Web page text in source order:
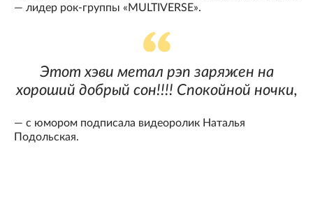
— лидер рок-группы «MULTIVERSE».
Этот хэви метал рэп заряжен на
хороший добрый сон!!!! Спокойной ночки,
— с юмором подписала видеоролик Наталья
Подольская.